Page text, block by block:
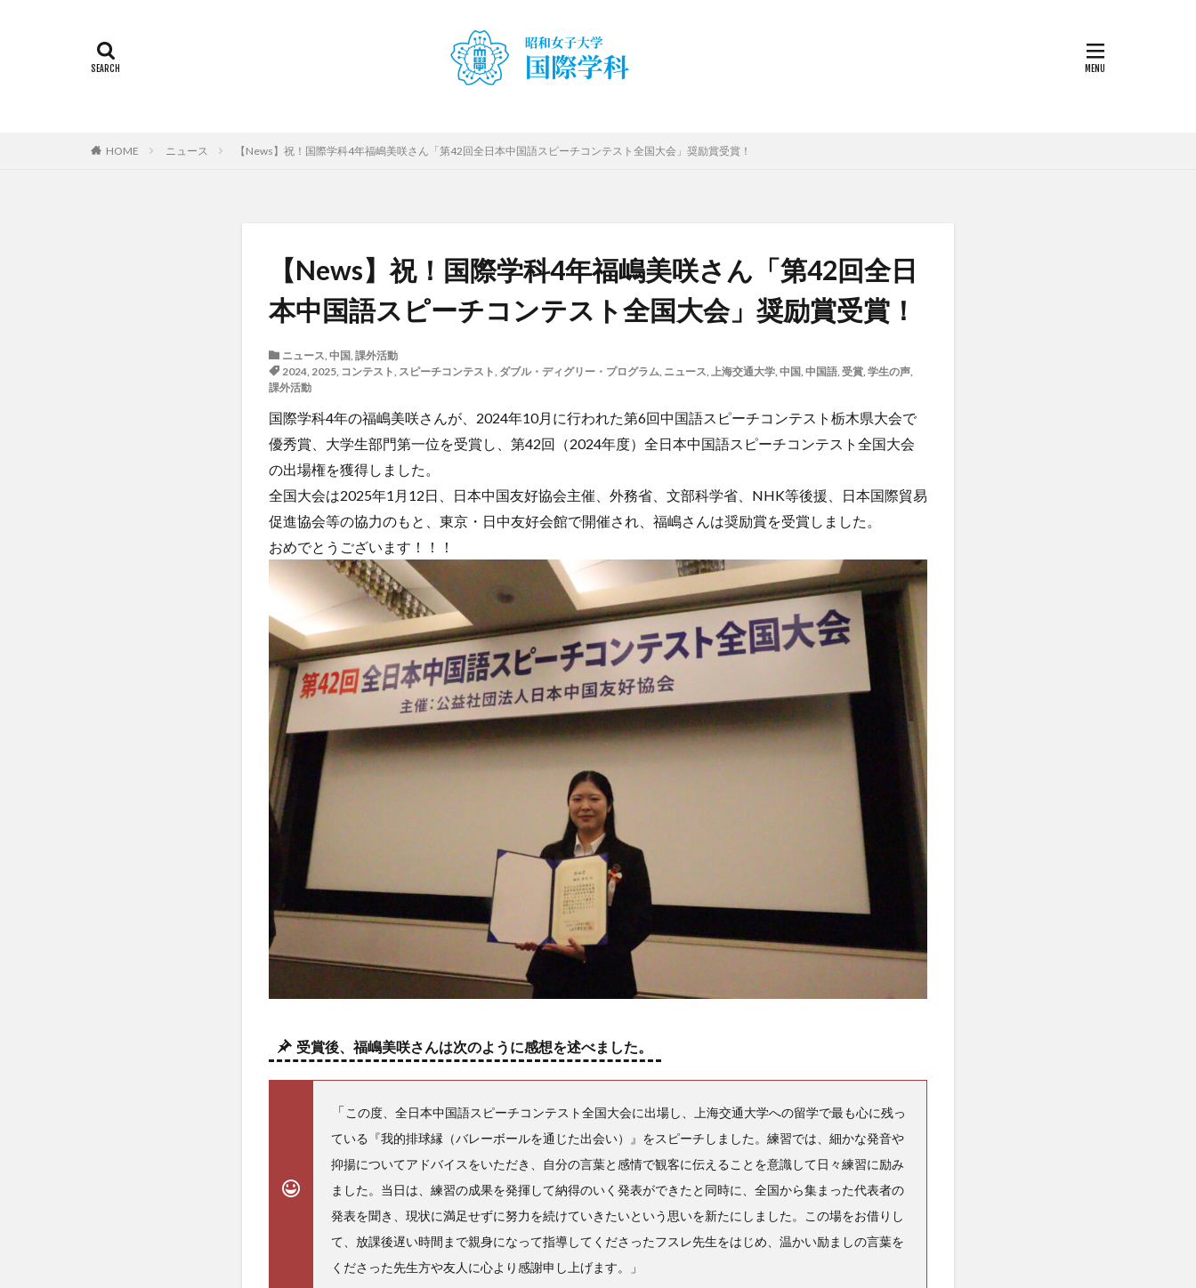
HOME ニュース 【News】祝！国際学科4年福嶋美咲さん「第42回全日本中国語スピーチコンテスト全国大会」奨励賞受賞！
【News】祝！国際学科4年福嶋美咲さん「第42回全日
本中国語スピーチコンテスト全国大会」奨励賞受賞！
ニュース, 中国, 課外活動
2024, 2025, コンテスト, スピーチコンテスト, ダブル・ディグリー・プログラム, ニュース, 上海交通大学, 中国, 中国語, 受賞, 学生の声,
課外活動
国際学科4年の福嶋美咲さんが、2024年10月に行われた第6回中国語スピーチコンテスト栃木県大会で
優秀賞、大学生部門第一位を受賞し、第42回（2024年度）全日本中国語スピーチコンテスト全国大会
の出場権を獲得しました。
全国大会は2025年1月12日、日本中国友好協会主催、外務省、文部科学省、NHK等後援、日本国際貿易
促進協会等の協力のもと、東京・日中友好会館で開催され、福嶋さんは奨励賞を受賞しました。
おめでとうございます！！！
受賞後、福嶋美咲さんは次のように感想を述べました。
「この度、全日本中国語スピーチコンテスト全国大会に出場し、上海交通大学への留学で最も心に残っ
ている『我的排球縁（バレーボールを通じた出会い）』をスピーチしました。練習では、細かな発音や
抑揚についてアドバイスをいただき、自分の言葉と感情で観客に伝えることを意識して日々練習に励み
ました。当日は、練習の成果を発揮して納得のいく発表ができたと同時に、全国から集まった代表者の
発表を聞き、現状に満足せずに努力を続けていきたいという思いを新たにしました。この場をお借りし
て、放課後遅い時間まで親身になって指導してくださったフスレ先生をはじめ、温かい励ましの言葉を
くださった先生方や友人に心より感謝申し上げます。
」
アルカラ大学あるかリングア アンバサダー
オーストラリア オーストラリア（UQ)
スケジュール
スピーチコンテスト スペイン スペイン・アルカラ大学Alcalingua留学
ベトナム国家大学ハノイ人文社会科学大学留学
ベトナム航空 ベトナム観光
ベトナム語
ポーラ美術館
ボストン留学 ボランティア ボランティア活動
ライプツィヒ
ライプツィヒ大学附属ドイツ語学校interDaF留学
レポート ワルシャワ大学留学
上海交通大学
人見杯英語スピーチコンテスト
企業 体験授業 保護者懇談会 優勝 入賞
公開講座
内定者報告会
受験生へのメッセージ
台湾 国際・地域研究 国際交流 国際学科
国際学科協定校留学学生
国際学部
国際学部国際学科 夏季休暇 外部講師 季節学期 学寮 学寮研修
学生
学生の声
学生特集
懇談会
成績優等賞受賞 授業紹介 授業風景 掲載情報 撮影風景
教員からのメッセージ
教員紹介
文化体験 日中韓プログラム 日本 昭和ボストン
昭和ボストン・University留学
昭和女子大学
昭和女子大学国際学部
東海大学
比較社会論 淑明女子大学校 淑明女子大学校留学 特別講座 特別講演
特別講義
現地レポート
産学交流会 留学 留学プログラム 留学レポート 留学体験談
留学出発式
留学生
秋桜際 箱根湯本 華東師範大学 華東師範大学留学
西江大学校
西江大学校留学
言語交流会 話してみよう韓国語 語学堂 誠信女子大学校
誠信女子大学校留学
課外活動
金泰植先生 長期休暇 集会 韓国 韓国現代史
韓国社会研究
検索